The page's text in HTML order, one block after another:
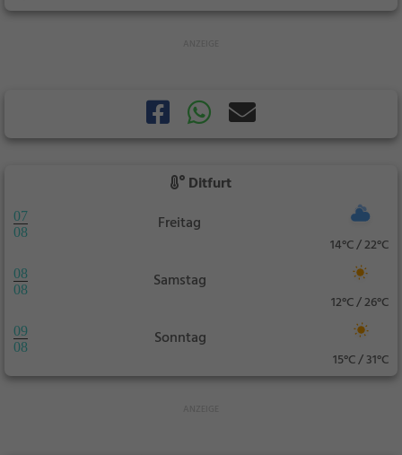
Ditfurt
07
08
Freitag
14°C / 22°C
08
08
Samstag
12°C / 26°C
09
08
Sonntag
15°C / 31°C